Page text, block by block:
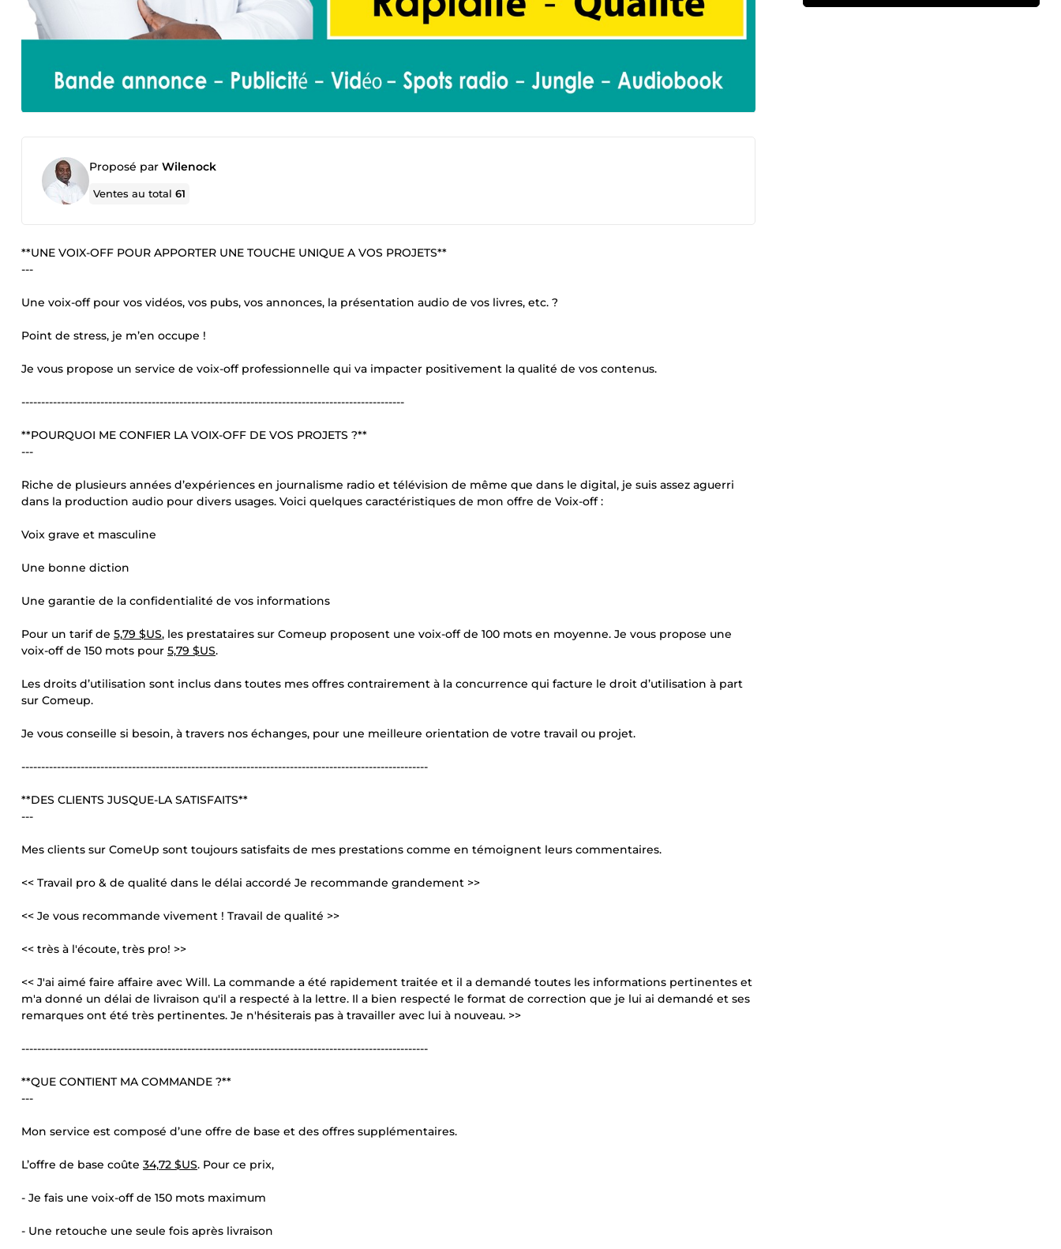
Proposé par Wilenock
Ventes au total61
**UNE VOIX-OFF POUR APPORTER UNE TOUCHE UNIQUE A VOS PROJETS**
---
Une voix-off pour vos vidéos, vos pubs, vos annonces, la présentation audio de vos livres, etc. ?
Point de stress, je m’en occupe !
Je vous propose un service de voix-off professionnelle qui va impacter positivement la qualité de vos contenus.
-------------------------------------------------------------------------------------------------
**POURQUOI ME CONFIER LA VOIX-OFF DE VOS PROJETS ?**
---
Riche de plusieurs années d’expériences en journalisme radio et télévision de même que dans le digital, je suis assez aguerri
dans la production audio pour divers usages. Voici quelques caractéristiques de mon offre de Voix-off :
Voix grave et masculine
Une bonne diction
Une garantie de la confidentialité de vos informations
Pour un tarif de 5,79 $US, les prestataires sur Comeup proposent une voix-off de 100 mots en moyenne. Je vous propose une
voix-off de 150 mots pour 5,79 $US.
Les droits d’utilisation sont inclus dans toutes mes offres contrairement à la concurrence qui facture le droit d’utilisation à part
sur Comeup.
Je vous conseille si besoin, à travers nos échanges, pour une meilleure orientation de votre travail ou projet.
-------------------------------------------------------------------------------------------------------
**DES CLIENTS JUSQUE-LA SATISFAITS**
---
Mes clients sur ComeUp sont toujours satisfaits de mes prestations comme en témoignent leurs commentaires.
<< Travail pro & de qualité dans le délai accordé Je recommande grandement >>
<< Je vous recommande vivement ! Travail de qualité >>
<< très à l'écoute, très pro! >>
<< J'ai aimé faire affaire avec Will. La commande a été rapidement traitée et il a demandé toutes les informations pertinentes et
m'a donné un délai de livraison qu'il a respecté à la lettre. Il a bien respecté le format de correction que je lui ai demandé et ses
remarques ont été très pertinentes. Je n'hésiterais pas à travailler avec lui à nouveau. >>
-------------------------------------------------------------------------------------------------------
**QUE CONTIENT MA COMMANDE ?**
---
Mon service est composé d’une offre de base et des offres supplémentaires.
L’offre de base coûte 34,72 $US. Pour ce prix,
- Je fais une voix-off de 150 mots maximum
- Une retouche une seule fois après livraison